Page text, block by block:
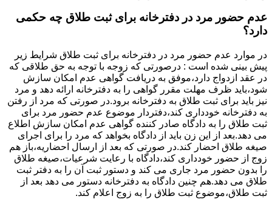
عدم حضور مرد در دفترخانه برای ثبت طلاق چه حکمی
دارد؟
در موارد عدم حضور مرد در دفترخانه برای ثبت طلاق شرایط زیر
پیش بینی شده است : درصورتی که زوجه با توجه به حق طلاقی که
در عقد ازدواج دارد،موفق به دریافت گواهی عدم امکان سازش
شود،باید ظرف مهلت مقرر گواهی را به دفترخانه ارائه دهد و مرد
نیز باید برای ثبت طلاق به دفترخانه برود.در صورتی که مرد از رفتن
به دفترخانه خودداری کند،دفتردار موضوع عدم حضور مرد برای
ثبت طلاق را به دادگاه صادر کننده گواهی عدم امکان سازش اطلاع
می دهد.بعد از این زن باید از دادگاه بخواهد که مرد را برای اجرای
صیغه طلاق احضار کند.در صورتی که بعد از ارسال احضاریه،باز هم
زوج از حضور خودداری کند،دادگاه با رعایت شرعیات،صیغه طلاق
را بدون حضور مرد جاری می کند و دستور ثبت آن را به دفتر ثبت
طلاق می دهد.هم چنین دادگاه به دفترخانه دستور می دهد بعد از
ثبت طلاق،موضوع ثبت طلاق را به زوج اعلام کند.